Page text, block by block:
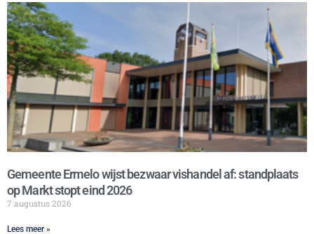
Gemeente Ermelo wijst bezwaar vishandel af: standplaats
op Markt stopt eind 2026
7 augustus 2026
Lees meer »